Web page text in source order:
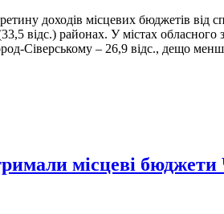
доходів місцевих бюджетів
відс.) районах. У містах обласного
– 26,9 відс., дещо
місцеві